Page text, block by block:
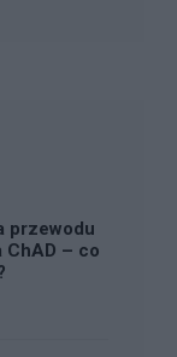
przewodu
ChAD – co